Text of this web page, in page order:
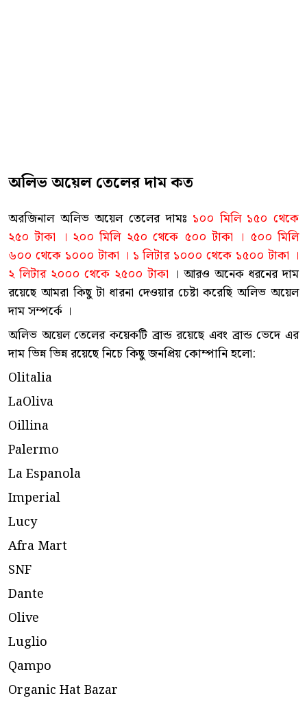
অলিভ অয়েল তেলের দাম কত
অরজিনাল অলিভ অয়েল তেলের দামঃ ১০০ মিলি ১৫০ থেকে
২৫০ টাকা । ২০০ মিলি ২৫০ থেকে ৫০০ টাকা । ৫০০ মিলি
৬০০ থেকে ১০০০ টাকা । ১ লিটার ১০০০ থেকে ১৫০০ টাকা ।
২ লিটার ২০০০ থেকে ২৫০০ টাকা । আরও অনেক ধরনের দাম
রয়েছে আমরা কিছু টা ধারনা দেওয়ার চেষ্টা করেছি অলিভ অয়েল
দাম সম্পর্কে ।
অলিভ অয়েল তেলের কয়েকটি ব্রান্ড রয়েছে এবং ব্রান্ড ভেদে এর
দাম ভিন্ন ভিন্ন রয়েছে নিচে কিছু জনপ্রিয় কোম্পানি হলো:
Olitalia
LaOliva
Oillina
Palermo
La Espanola
Imperial
Lucy
Afra Mart
SNF
Dante
Olive
Luglio
Qampo
Organic Hat Bazar